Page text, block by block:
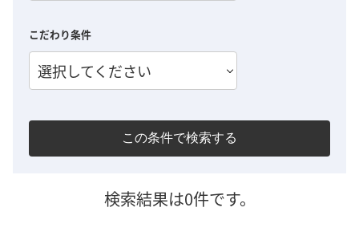
こだわり条件
選択してください
この条件で検索する
検索結果は0件です。